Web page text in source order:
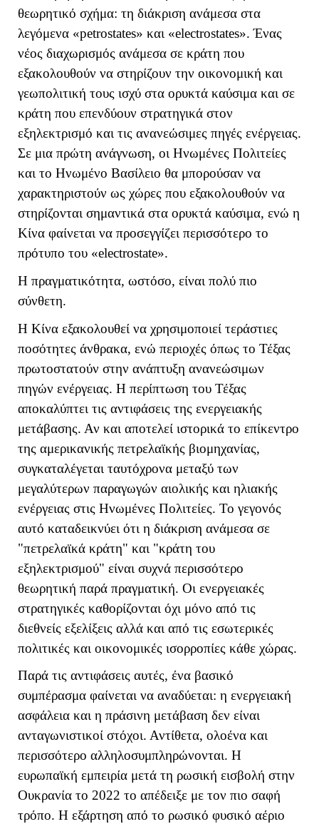
θεωρητικό σχήμα: τη διάκριση ανάμεσα στα
λεγόμενα «petrostates» και «electrostates». Ένας
νέος διαχωρισμός ανάμεσα σε κράτη που
εξακολουθούν να στηρίζουν την οικονομική και
γεωπολιτική τους ισχύ στα ορυκτά καύσιμα και σε
κράτη που επενδύουν στρατηγικά στον
εξηλεκτρισμό και τις ανανεώσιμες πηγές ενέργειας.
Σε μια πρώτη ανάγνωση, οι Ηνωμένες Πολιτείες
και το Ηνωμένο Βασίλειο θα μπορούσαν να
χαρακτηριστούν ως χώρες που εξακολουθούν να
στηρίζονται σημαντικά στα ορυκτά καύσιμα, ενώ η
Κίνα φαίνεται να προσεγγίζει περισσότερο το
πρότυπο του «electrostate».
Η πραγματικότητα, ωστόσο, είναι πολύ πιο
σύνθετη.
Η Κίνα εξακολουθεί να χρησιμοποιεί τεράστιες
ποσότητες άνθρακα, ενώ περιοχές όπως το Τέξας
πρωτοστατούν στην ανάπτυξη ανανεώσιμων
πηγών ενέργειας. Η περίπτωση του Τέξας
αποκαλύπτει τις αντιφάσεις της ενεργειακής
μετάβασης. Αν και αποτελεί ιστορικά το επίκεντρο
της αμερικανικής πετρελαϊκής βιομηχανίας,
συγκαταλέγεται ταυτόχρονα μεταξύ των
μεγαλύτερων παραγωγών αιολικής και ηλιακής
ενέργειας στις Ηνωμένες Πολιτείες. Το γεγονός
αυτό καταδεικνύει ότι η διάκριση ανάμεσα σε
"πετρελαϊκά κράτη" και "κράτη του
εξηλεκτρισμού" είναι συχνά περισσότερο
θεωρητική παρά πραγματική. Οι ενεργειακές
στρατηγικές καθορίζονται όχι μόνο από τις
διεθνείς εξελίξεις αλλά και από τις εσωτερικές
πολιτικές και οικονομικές ισορροπίες κάθε χώρας.
Παρά τις αντιφάσεις αυτές, ένα βασικό
συμπέρασμα φαίνεται να αναδύεται: η ενεργειακή
ασφάλεια και η πράσινη μετάβαση δεν είναι
ανταγωνιστικοί στόχοι. Αντίθετα, ολοένα και
περισσότερο αλληλοσυμπληρώνονται. Η
ευρωπαϊκή εμπειρία μετά τη ρωσική εισβολή στην
Ουκρανία το 2022 το απέδειξε με τον πιο σαφή
τρόπο. Η εξάρτηση από το ρωσικό φυσικό αέριο